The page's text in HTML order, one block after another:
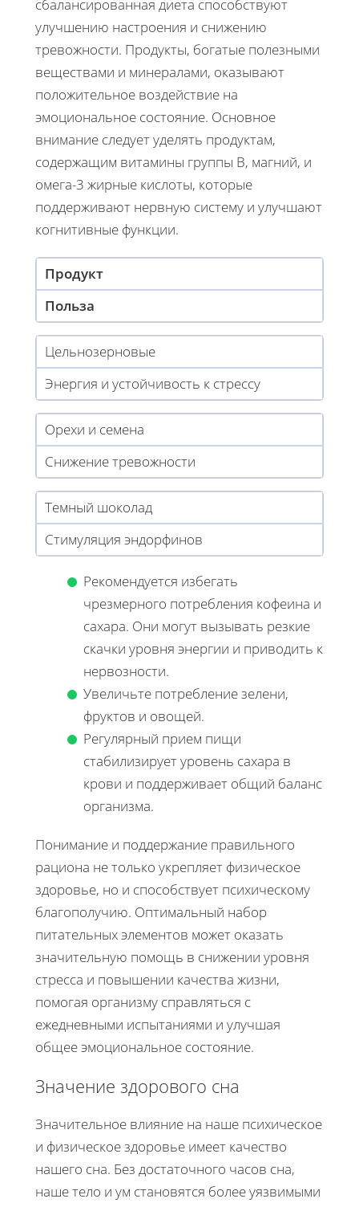
сбалансированная диета способствуют
улучшению настроения и снижению
тревожности. Продукты, богатые полезными
веществами и минералами, оказывают
положительное воздействие на
эмоциональное состояние. Основное
внимание следует уделять продуктам,
содержащим витамины группы B, магний, и
омега-3 жирные кислоты, которые
поддерживают нервную систему и улучшают
когнитивные функции.
Продукт
Польза
Цельнозерновые
Энергия и устойчивость к стрессу
Орехи и семена
Снижение тревожности
Темный шоколад
Стимуляция эндорфинов
Рекомендуется избегать
чрезмерного потребления кофеина и
сахара. Они могут вызывать резкие
скачки уровня энергии и приводить к
нервозности.
Увеличьте потребление зелени,
фруктов и овощей.
Регулярный прием пищи
стабилизирует уровень сахара в
крови и поддерживает общий баланс
организма.
Понимание и поддержание правильного
рациона не только укрепляет физическое
здоровье, но и способствует психическому
благополучию. Оптимальный набор
питательных элементов может оказать
значительную помощь в снижении уровня
стресса и повышении качества жизни,
помогая организму справляться с
ежедневными испытаниями и улучшая
общее эмоциональное состояние.
Значение здорового сна
Значительное влияние на наше психическое
и физическое здоровье имеет качество
нашего сна. Без достаточного часов сна,
наше тело и ум становятся более уязвимыми